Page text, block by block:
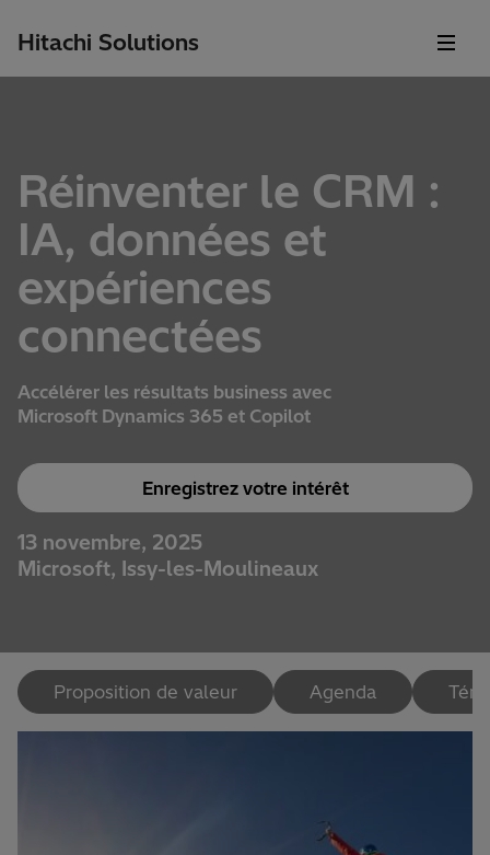
Hitachi Solutions
Réinventer le CRM :
IA, données et
expériences
connectées
Accélérer les résultats business avec
Microsoft Dynamics 365 et Copilot
Enregistrez votre intérêt
13 novembre, 2025
Microsoft, Issy-les-Moulineaux
Proposition de valeur Agenda